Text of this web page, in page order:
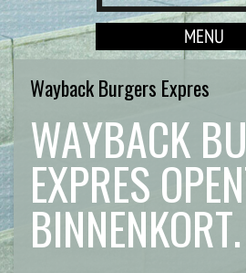
Wayback Burgers Expres
WAYBACK
EXPRES
BINNENKORT.